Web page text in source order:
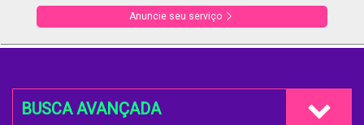
Anuncie seu serviço
BUSCA AVANÇADA